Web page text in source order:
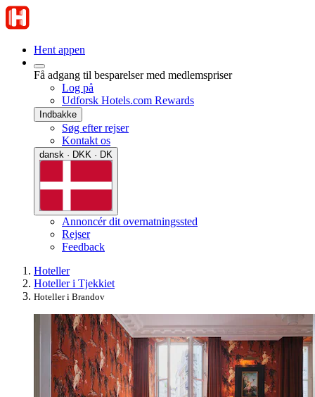
Hent appen
Få adgang til besparelser med medlemspriser
Log på
Udforsk Hotels.com Rewards
Indbakke
Søg efter rejser
Kontakt os
dansk · DKK · DK
Annoncér dit overnatningssted
Rejser
Feedback
Hoteller
Hoteller i Tjekkiet
Hoteller i Brandov